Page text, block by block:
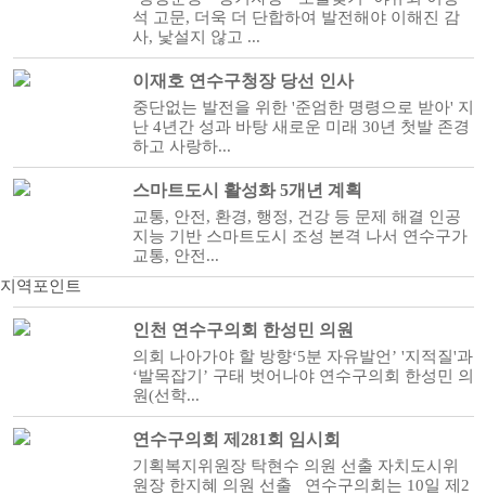
석 고문, 더욱 더 단합하여 발전해야 이해진 감
사, 낯설지 않고 ...
이재호 연수구청장 당선 인사
중단없는 발전을 위한 '준엄한 명령으로 받아' 지
난 4년간 성과 바탕 새로운 미래 30년 첫발 존경
하고 사랑하...
스마트도시 활성화 5개년 계획
교통, 안전, 환경, 행정, 건강 등 문제 해결 인공
지능 기반 스마트도시 조성 본격 나서 연수구가
교통, 안전...
지역포인트
인천 연수구의회 한성민 의원
의회 나아가야 할 방향‘5분 자유발언’ '지적질'과
‘발목잡기’ 구태 벗어나야 연수구의회 한성민 의
원(선학...
연수구의회 제281회 임시회
기획복지위원장 탁현수 의원 선출 자치도시위
원장 한지혜 의원 선출 연수구의회는 10일 제2